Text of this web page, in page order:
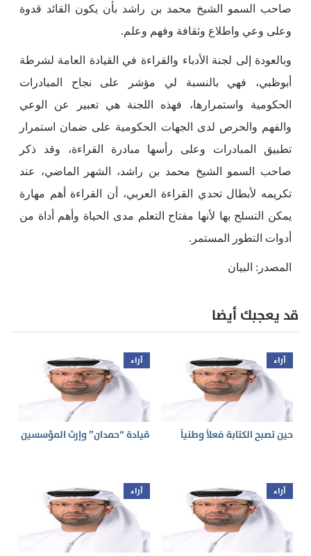
صاحب السمو الشيخ محمد بن راشد بأن يكون القائد قدوة
وعلى وعي واطلاع وثقافة وفهم وعلم.
وبالعودة إلى لجنة الأدباء والقراءة في القيادة العامة لشرطة
أبوظبي، فهي بالنسبة لي مؤشر على نجاح المبادرات
الحكومية واستمرارها، فهذه اللجنة هي تعبير عن الوعي
والفهم والحرص لدى الجهات الحكومية على ضمان استمرار
تطبيق المبادرات وعلى رأسها مبادرة القراءة، وقد ذكر
صاحب السمو الشيخ محمد بن راشد، الشهر الماضي، عند
تكريمه لأبطال تحدي القراءة العربي، أن القراءة أهم مهارة
يمكن التسلح بها لأنها مفتاح التعلم مدى الحياة وأهم أداة من
أدوات التطور المستمر.
المصدر: البيان
قد يعجبك أيضا
آراء
حين تصبح الكتابة فعلاً وطنياً
آراء
قيادة “حمدان” وإرث المؤسسين
آراء آراء